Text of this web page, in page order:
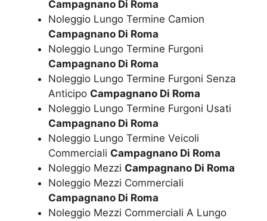
Campagnano Di Roma
Noleggio Lungo Termine Camion
Campagnano Di Roma
Noleggio Lungo Termine Furgoni
Campagnano Di Roma
Noleggio Lungo Termine Furgoni Senza
Anticipo Campagnano Di Roma
Noleggio Lungo Termine Furgoni Usati
Campagnano Di Roma
Noleggio Lungo Termine Veicoli
Commerciali Campagnano Di Roma
Noleggio Mezzi Campagnano Di Roma
Noleggio Mezzi Commerciali
Campagnano Di Roma
Noleggio Mezzi Commerciali A Lungo